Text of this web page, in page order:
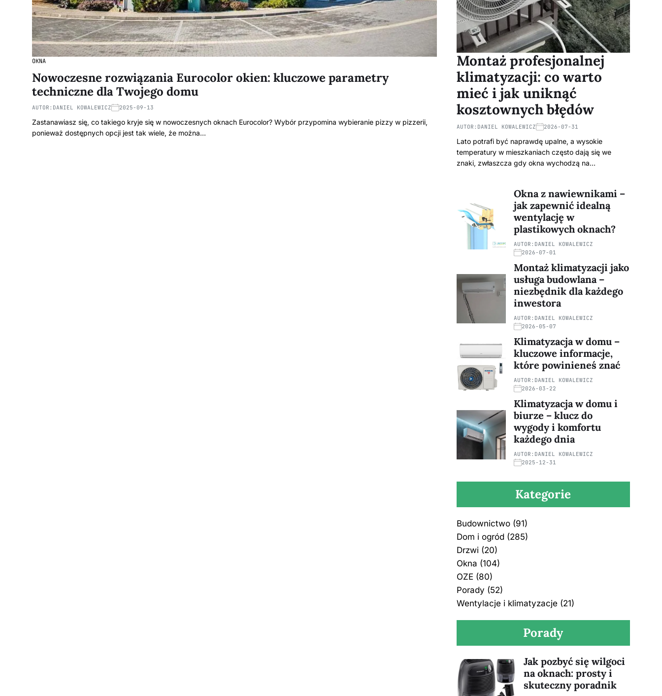
OKNA
Nowoczesne rozwiązania Eurocolor okien: kluczowe parametry
techniczne dla Twojego domu
AUTOR: DANIEL KOWALEWICZ 2025-09-13
Zastanawiasz się, co takiego kryje się w nowoczesnych oknach Eurocolor? Wybór przypomina wybieranie pizzy w pizzerii,
ponieważ dostępnych opcji jest tak wiele, że można…
Montaż profesjonalnej
klimatyzacji: co warto
mieć i jak uniknąć
kosztownych błędów
AUTOR: DANIEL KOWALEWICZ 2026-07-31
Lato potrafi być naprawdę upalne, a wysokie
temperatury w mieszkaniach często dają się we
znaki, zwłaszcza gdy okna wychodzą na…
Okna z nawiewnikami –
jak zapewnić idealną
wentylację w
plastikowych oknach?
AUTOR: DANIEL KOWALEWICZ
2026-07-01
Montaż klimatyzacji jako
usługa budowlana –
niezbędnik dla każdego
inwestora
AUTOR: DANIEL KOWALEWICZ
2026-05-07
Klimatyzacja w domu –
kluczowe informacje,
które powinieneś znać
AUTOR: DANIEL KOWALEWICZ
2026-03-22
Klimatyzacja w domu i
biurze – klucz do
wygody i komfortu
każdego dnia
AUTOR: DANIEL KOWALEWICZ
2025-12-31
Kategorie
Budownictwo(91)
Dom i ogród (285)
Drzwi (20)
Okna (104)
OZE(80)
Porady (52)
Wentylacje i klimatyzacje (21)
Porady
Jak pozbyć się wilgoci
na oknach: prosty i
skuteczny poradnik